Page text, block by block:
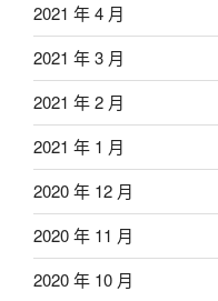
2021 年 4 月
2021 年 3 月
2021 年 2 月
2021 年 1 月
2020 年 12 月
2020 年 11 月
2020 年 10 月